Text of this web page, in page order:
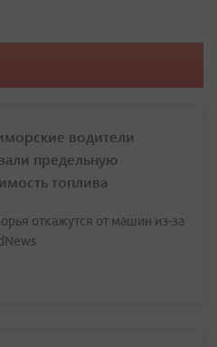
водители
предельную
топлива
откажутся от машин из-за